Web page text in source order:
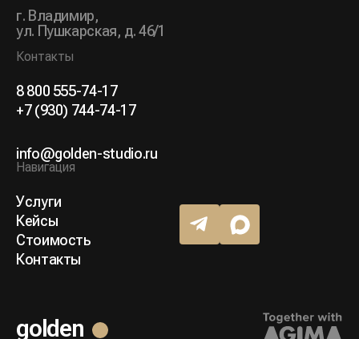
г. Владимир,
ул. Пушкарская, д. 46/1
Контакты
8 800 555-74-17
+7 (930) 744-74-17
info@golden-studio.ru
Навигация
Услуги
Кейсы
Стоимость
Контакты
golden